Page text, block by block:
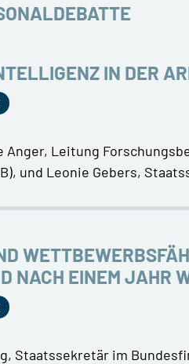
IN DER
Anger, Leitung
und Leonie Gebers,
NACH EINEM JAHR
Staatssekretär im